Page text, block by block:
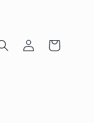
EinloggenWarenkorb